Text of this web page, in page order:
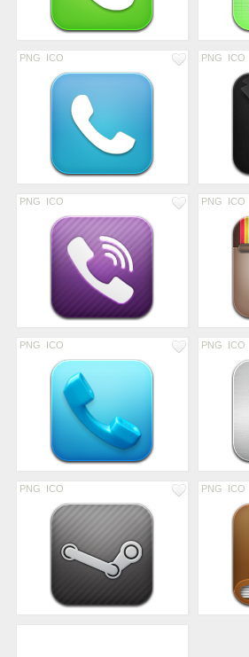
PNG ICO PNG ICO
PNG ICO PNG ICO
PNG ICO PNG ICO
PNG ICO PNG ICO